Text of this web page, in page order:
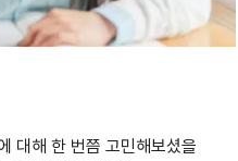
대해 한 번쯤 고민해보셨을